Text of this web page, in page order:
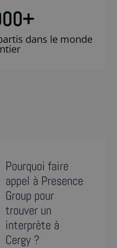
+
dans le monde
Pourquoi faire
appel à Presence
Group pour
trouver un
interprète à
Cergy ?